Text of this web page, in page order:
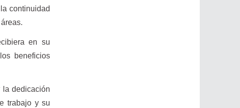
continuidad
en su
beneficios
la dedicación
trabajo y su